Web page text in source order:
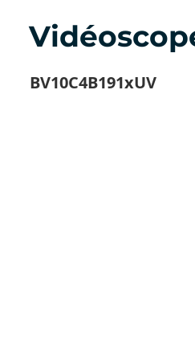
BV10C4B191xUV